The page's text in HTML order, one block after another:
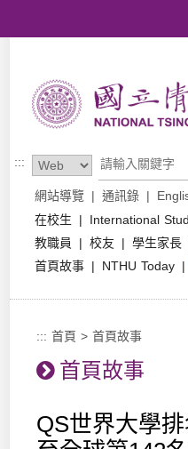
:::
網站導覽 | 通訊錄 |
在校生 | International
教職員
| 校友 | 學生家長
首頁故事 | NTHU Today |
::: 首頁 >首頁故事
首頁故事
QS世界大學